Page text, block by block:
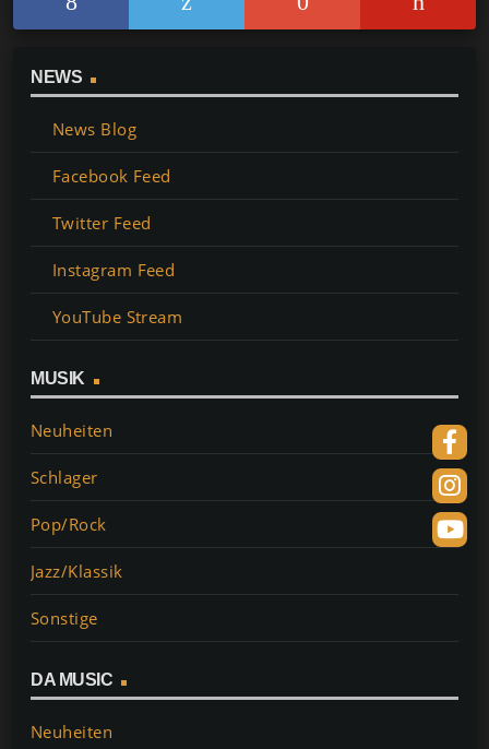
NEWS
News Blog
Facebook Feed
Twitter Feed
Instagram Feed
YouTube Stream
MUSIK
Neuheiten
Schlager
Pop/Rock
Jazz/Klassik
Sonstige
DA MUSIC
Neuheiten